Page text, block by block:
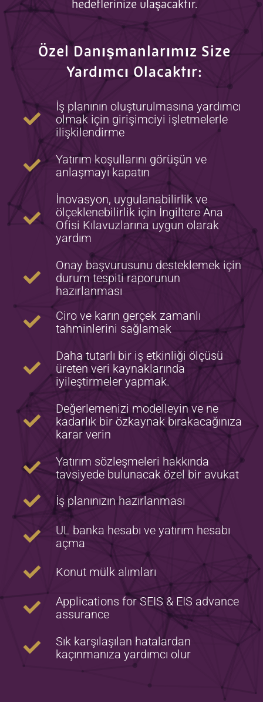
hedeflerinize ulaşacaktır.
Özel Danışmanlarımız Size
Yardımcı Olacaktır:
İş planının oluşturulmasına yardımcı
olmak için girişimciyi işletmelerle
ilişkilendirme
Yatırım koşullarını görüşün ve
anlaşmayı kapatın
İnovasyon, uygulanabilirlik ve
ölçeklenebilirlik için İngiltere Ana
Ofisi Kılavuzlarına uygun olarak
yardım
Onay başvurusunu desteklemek için
durum tespiti raporunun
hazırlanması
Ciro ve karın gerçek zamanlı
tahminlerini sağlamak
Daha tutarlı bir iş etkinliği ölçüsü
üreten veri kaynaklarında
iyileştirmeler yapmak.
Değerlemenizi modelleyin ve ne
kadarlık bir özkaynak bırakacağınıza
karar verin
Yatırım sözleşmeleri hakkında
tavsiyede bulunacak özel bir avukat
İş planınızın hazırlanması
UL banka hesabı ve yatırım hesabı
açma
Konut mülk alımları
Applications for SEIS & EIS advance
assurance
Sık karşılaşılan hatalardan
kaçınmanıza yardımcı olur